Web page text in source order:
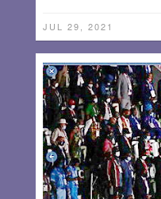
JUL 29, 2021